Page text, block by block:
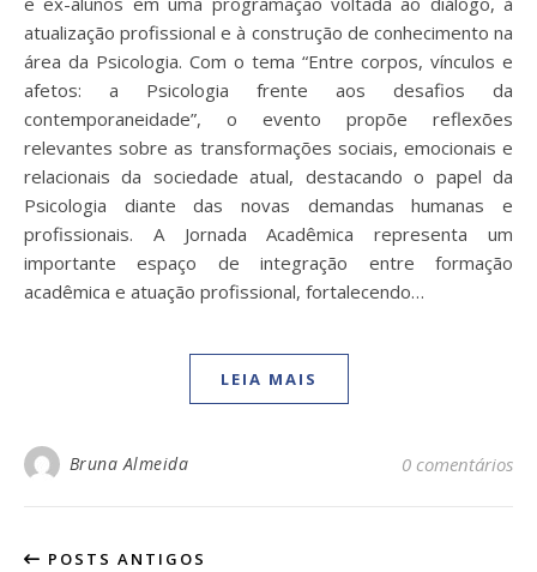
atualização profissional e à construção de conhecimento na
área da Psicologia. Com o tema “Entre corpos, vínculos e
afetos: a Psicologia frente aos desafios da
contemporaneidade”, o evento propõe reflexões
relevantes sobre as transformações sociais, emocionais e
relacionais da sociedade atual, destacando o papel da
Psicologia diante das novas demandas humanas e
profissionais. A Jornada Acadêmica representa um
importante espaço de integração entre formação
acadêmica e atuação profissional, fortalecendo…
LEIA MAIS
Bruna Almeida 0 comentários
POSTS ANTIGOS